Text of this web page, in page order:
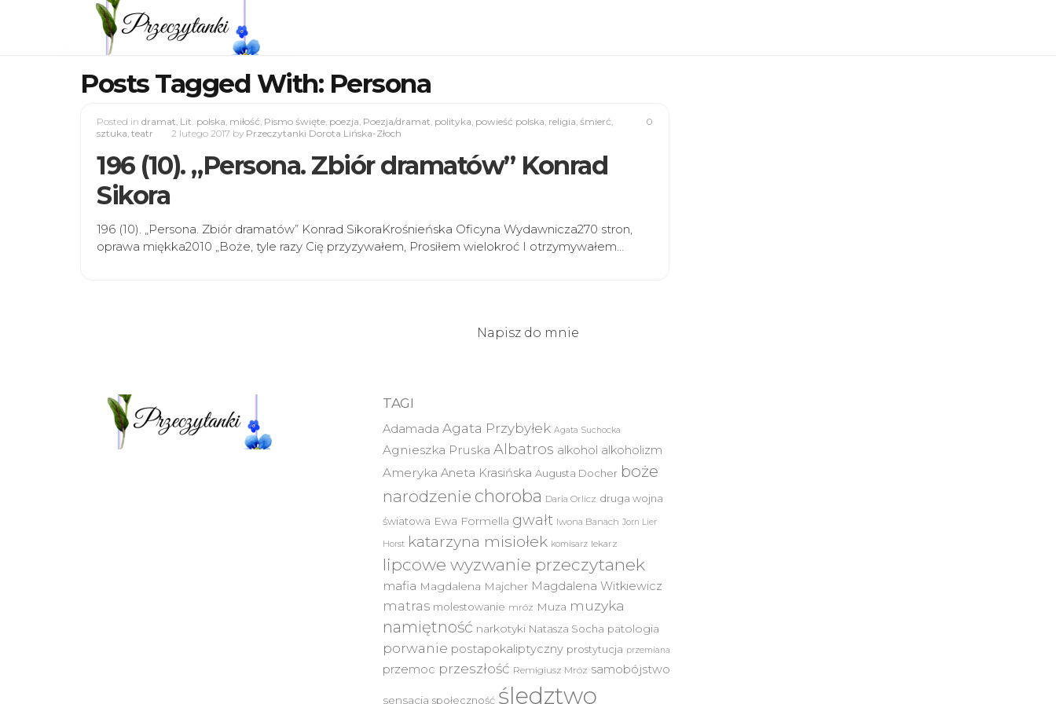
Posts Tagged With: Persona
0
Posted in dramat, Lit. polska, miłość, Pismo święte, poezja, Poezja/dramat, polityka, powieść polska, religia, śmierć,
sztuka, teatr 2 lutego 2017 by Przeczytanki Dorota Lińska-Złoch
196 (10). „Persona. Zbiór dramatów” Konrad
Sikora
196 (10). „Persona. Zbiór dramatów” Konrad SikoraKrośnieńska Oficyna Wydawnicza270 stron,
oprawa miękka2010 „Boże, tyle razy Cię przyzywałem, Prosiłem wielokroć I otrzymywałem…
Napisz do mnie
TAGI
Adamada Agata Przybyłek Agata Suchocka
Agnieszka Pruska Albatros alkohol alkoholizm
Ameryka Aneta Krasińska Augusta Docher boże
narodzenie choroba Daria Orlicz druga wojna
światowa Ewa Formella gwałt Iwona Banach Jorn Lier
Horst katarzyna misiołek komisarz lekarz
lipcowe wyzwanie przeczytanek
mafia Magdalena Majcher Magdalena Witkiewicz
matras molestowanie mróz Muza muzyka
namiętność narkotyki Natasza Socha patologia
porwanie postapokaliptyczny prostytucja przemiana
przemoc przeszłość Remigiusz Mróz samobójstwo
sensacja społeczność śledztwo